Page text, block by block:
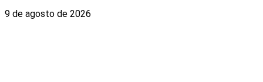
9 de agosto de 2026